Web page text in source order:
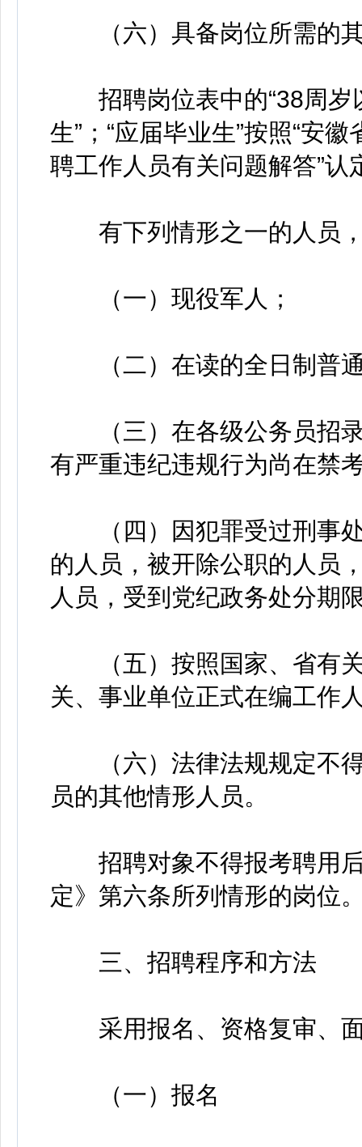
（六）具备岗位所需的
招聘岗位表中的“38周岁
生”；“应届毕业生”按照“安
聘工作人员有关问题解答”认
有下列情形之一的人员
（一）现役军人；
（二）在读的全日制普通
（三）在各级公务员招录
有严重违纪违规行为尚在禁
（四）因犯罪受过刑事处
的人员，被开除公职的人员
人员，受到党纪政务处分期
（五）按照国家、省有关
关、事业单位正式在编工作
（六）法律法规规定不得
员的其他情形人员。
招聘对象不得报考聘用后
定》第六条所列情形的岗位
三、招聘程序和方法
采用报名、资格复审、面
（一）报名